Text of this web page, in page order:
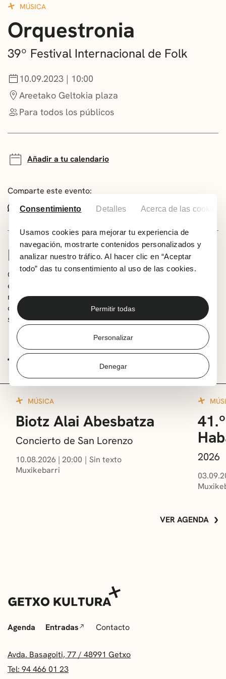
Consentimiento Detalles Acerca de las cookies
Usamos cookies para mejorar tu experiencia de
navegación, mostrarte contenidos personalizados y
analizar nuestro tráfico. Al hacer clic en “Aceptar
todo” das tu consentimiento al uso de las cookies.
Permitir todas
Personalizar
Denegar
NOTICIAS
GETXO KULTURA
ASOCIACIONES CULTURALES
MÚSICA
Orquestronia
39º Festival Internacional de Folk
10.09.2023 | 10:00
Areetako Geltokia plaza
Para todos los públicos
Añadir a tu calendario
Comparte este evento:
Whatsapp
Facebook X
INFORMACIÓN
Orkestronia es una instalación participativa de
experimentación sonora formada por instrumentos
musicales de creación propia. Un recorrido por
diferentes estructuras sonoras, un paseo lleno de
sorpresas.
TE PUEDE INTERESAR
MÚSICA
Biotz Alai Abesbatza
Concierto de San Lorenzo
10.08.2026 | 20:00
Sin texto
Muxikebarri
2026
VER AGENDA
Agenda Entradas Contacto
Avda. Basagoiti, 77 / 48991 Getxo
Tel: 94 466 01 23